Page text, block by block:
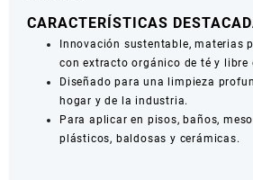
CARACTERÍSTICAS
Innovación sustentable, materias
con extracto orgánico de té y libre
Diseñado para una limpieza
hogar y de la industria.
Para aplicar en pisos, baños,
plásticos, baldosas y cerámicas.